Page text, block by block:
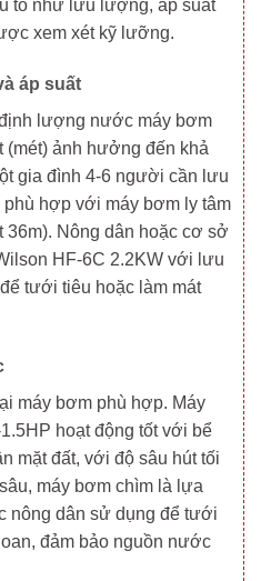
tố như lưu lượng, áp suất
xem xét kỹ lưỡng.
áp suất
lượng nước máy bơm
(mét) ảnh hưởng đến khả
gia đình 4-6 người cần lưu
hợp với máy bơm ly tâm
36m). Nông dân hoặc cơ sở
HF-6C 2.2KW với lưu
tưới tiêu hoặc làm mát
máy bơm phù hợp. Máy
hoạt động tốt với bể
mặt đất, với độ sâu hút tối
máy bơm chìm là lựa
nông dân sử dụng để tưới
đảm bảo nguồn nước